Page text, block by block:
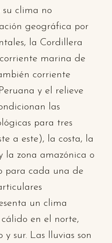
clima no
geográfica por
la Cordillera
marina de
corriente
y el relieve
las
para tres
a este), la costa, la
la zona amazónica o
para cada una de
un clima
en el norte,
sur. Las lluvias son